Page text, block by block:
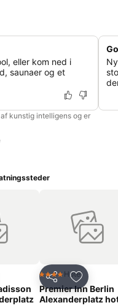
eller kom ned i
saunaer og et
kunstig intelligens og er
favoritterDel Føj til
4 StjernerHotel
Premier Inn Berlin
Alexanderplatz